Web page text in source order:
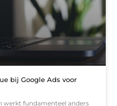
bij Google Ads voor
werkt fundamenteel anders